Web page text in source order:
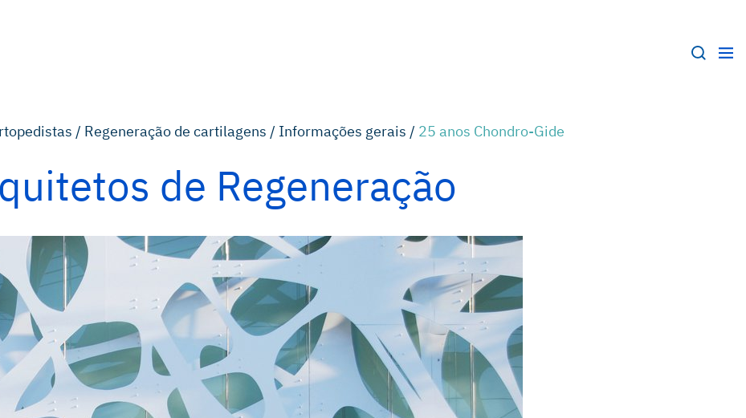
/ Regeneração de cartilagens / Informações gerais / 25 anos Chondro-Gide
de Regeneração